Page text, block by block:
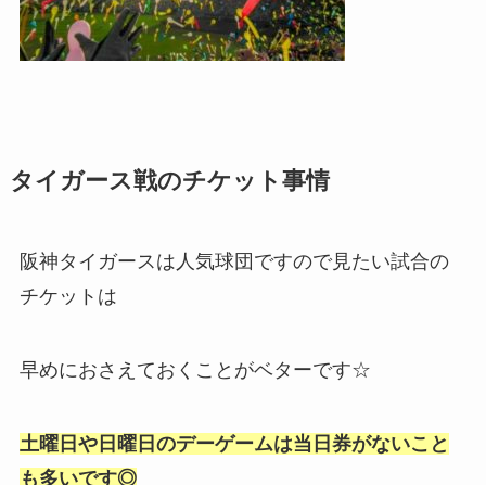
タイガース戦のチケット事情
阪神タイガースは人気球団ですので見たい試合の
チケットは
早めにおさえておくことがベターです☆
土曜日や日曜日のデーゲームは当日券がないこと
も多いです◎